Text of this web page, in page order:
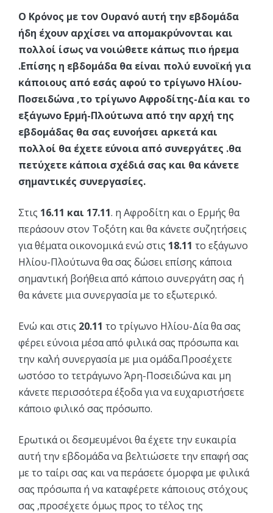
Ο Κρόνος με τον Ουρανό αυτή την εβδομάδα
ήδη έχουν αρχίσει να απομακρύνονται και
πολλοί ίσως να νοιώθετε κάπως πιο ήρεμα
.Επίσης η εβδομάδα θα είναι πολύ ευνοϊκή για
κάποιους από εσάς αφού το τρίγωνο Ηλίου-
Ποσειδώνα ,το τρίγωνο Αφροδίτης-Δία και το
εξάγωνο Ερμή-Πλούτωνα από την αρχή της
εβδομάδας θα σας ευνοήσει αρκετά και
πολλοί θα έχετε εύνοια από συνεργάτες .θα
πετύχετε κάποια σχέδιά σας και θα κάνετε
σημαντικές συνεργασίες.
Στις 16.11 και 17.11. η Αφροδίτη και ο Ερμής θα
περάσουν στον Τοξότη και θα κάνετε συζητήσεις
για θέματα οικονομικά ενώ στις 18.11 το εξάγωνο
Ηλίου-Πλούτωνα θα σας δώσει επίσης κάποια
σημαντική βοήθεια από κάποιο συνεργάτη σας ή
θα κάνετε μια συνεργασία με το εξωτερικό.
Ενώ και στις 20.11 το τρίγωνο Ηλίου-Δία θα σας
φέρει εύνοια μέσα από φιλικά σας πρόσωπα και
την καλή συνεργασία με μια ομάδα.Προσέχετε
ωστόσο το τετράγωνο Άρη-Ποσειδώνα και μη
κάνετε περισσότερα έξοδα για να ευχαριστήσετε
κάποιο φιλικό σας πρόσωπο.
Ερωτικά οι δεσμευμένοι θα έχετε την ευκαιρία
αυτή την εβδομάδα να βελτιώσετε την επαφή σας
με το ταίρι σας και να περάσετε όμορφα με φιλικά
σας πρόσωπα ή να καταφέρετε κάποιους στόχους
σας ,προσέχετε όμως προς το τέλος της